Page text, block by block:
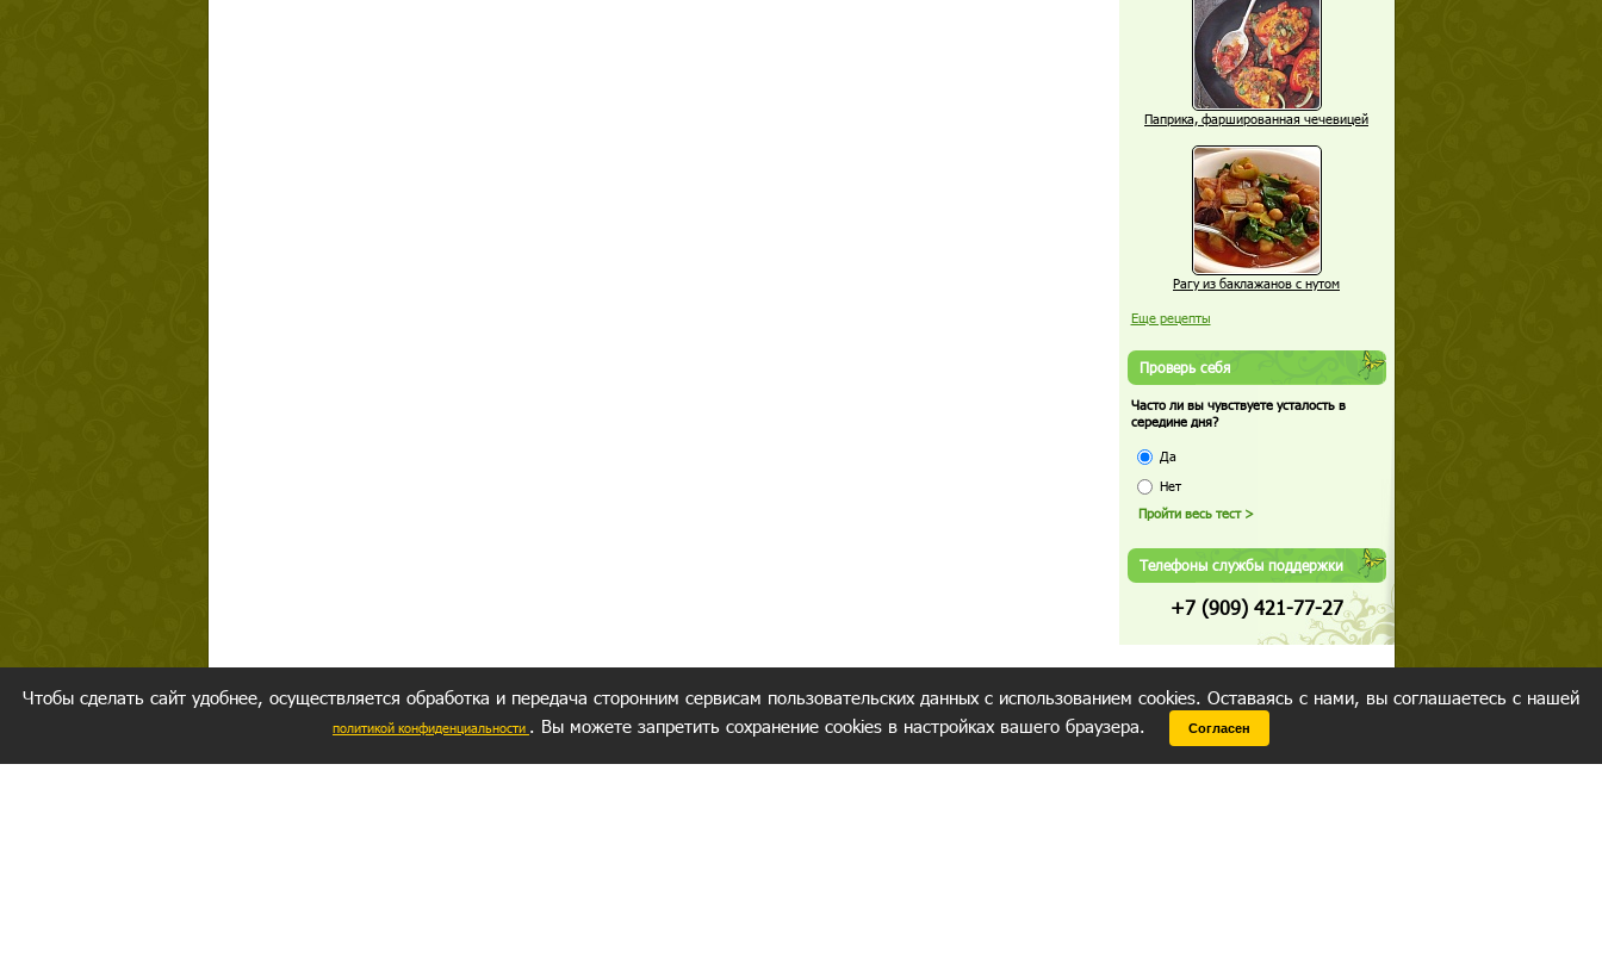
Паприка, фаршированная чечевицей
Рагу из баклажанов с нутом
Еще рецепты
Проверь себя
Часто ли вы чувствуете усталость в
середине дня?
Да
Нет
Телефоны службы поддержки
+7 (909) 421-77-27
Чтобы сделать сайт удобнее, осуществляется обработка и передача сторонним сервисам пользовательских данных с использованием cookies. Оставаясь с нами, вы соглашаетесь с нашей
политикой конфиденциальности . Вы можете запретить сохранение cookies в настройках вашего браузера. Согласен